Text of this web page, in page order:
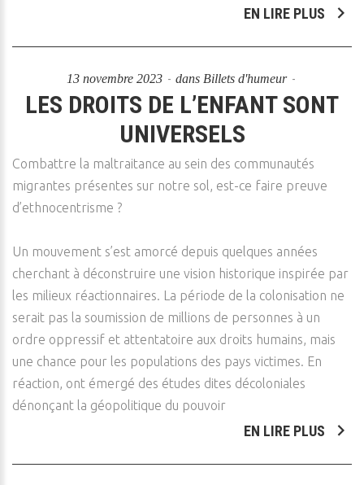
EN LIRE PLUS
13 novembre 2023 dans Billets d'humeur
LES DROITS DE L’ENFANT SONT
UNIVERSELS
Combattre la maltraitance au sein des communautés
migrantes présentes sur notre sol, est-ce faire preuve
d’ethnocentrisme ?
Un mouvement s’est amorcé depuis quelques années
cherchant à déconstruire une vision historique inspirée par
les milieux réactionnaires. La période de la colonisation ne
serait pas la soumission de millions de personnes à un
ordre oppressif et attentatoire aux droits humains, mais
une chance pour les populations des pays victimes. En
réaction, ont émergé des études dites décoloniales
dénonçant la géopolitique du pouvoir
EN LIRE PLUS